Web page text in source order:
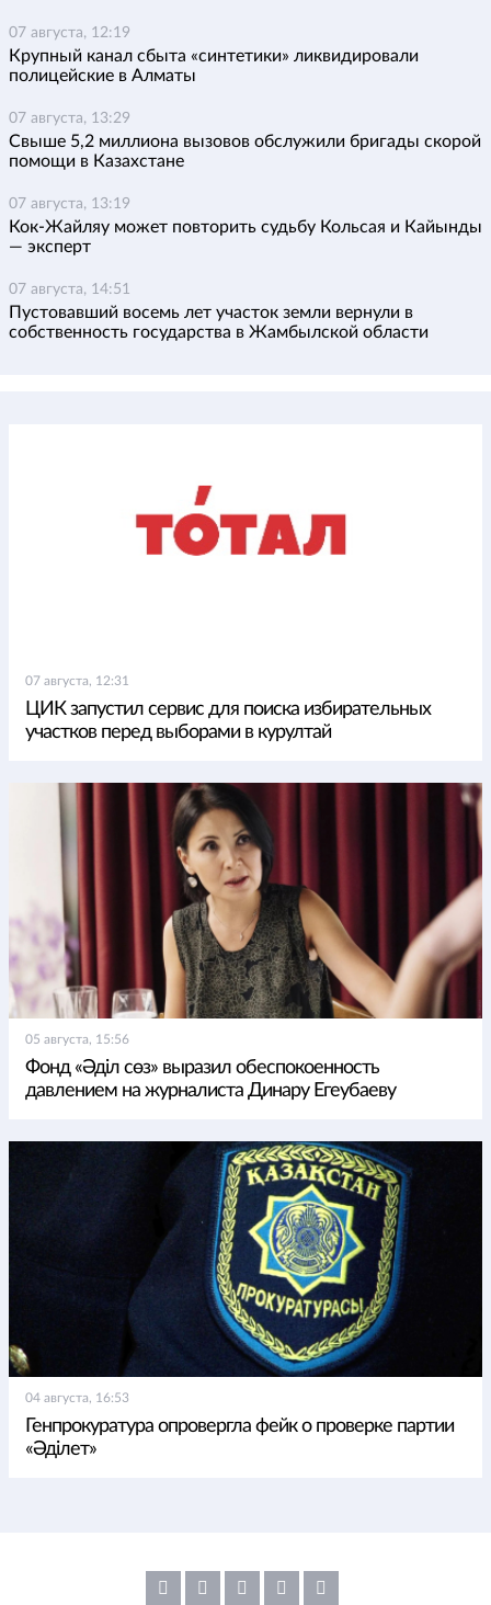
07 августа, 12:19
Крупный канал сбыта «синтетики» ликвидировали
полицейские в Алматы
07 августа, 13:29
Свыше 5,2 миллиона вызовов обслужили бригады скорой
помощи в Казахстане
07 августа, 13:19
Кок-Жайляу может повторить судьбу Кольсая и Кайынды
— эксперт
07 августа, 14:51
Пустовавший восемь лет участок земли вернули в
собственность государства в Жамбылской области
07 августа, 12:31
ЦИК запустил сервис для поиска избирательных
участков перед выборами в курултай
05 августа, 15:56
Фонд «Әділ сөз» выразил обеспокоенность
давлением на журналиста Динару Егеубаеву
04 августа, 16:53
Генпрокуратура опровергла фейк о проверке партии
«Әділет»